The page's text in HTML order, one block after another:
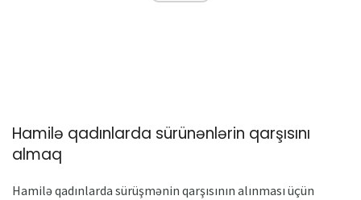
Hamilə qadınlarda sürünənlərin qarşısını
almaq
Hamilə qadınlarda sürüşmənin qarşısının alınması üçün